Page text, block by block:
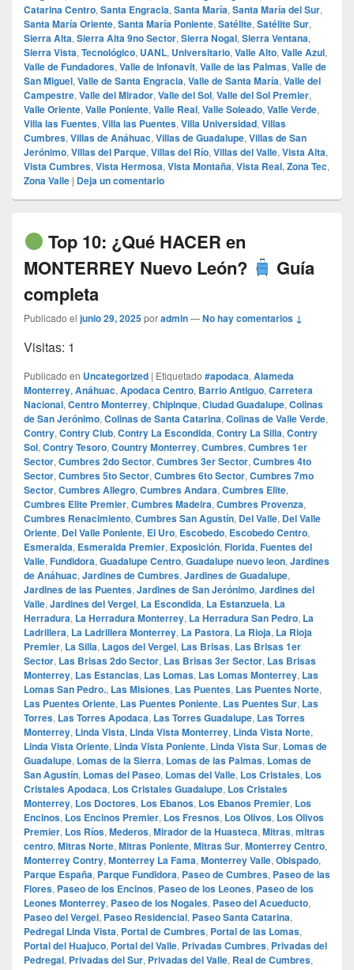
Catarina Centro, Santa Engracia, Santa María, Santa María del Sur,
Santa María Oriente, Santa María Poniente, Satélite, Satélite Sur,
Sierra Alta, Sierra Alta 9no Sector, Sierra Nogal, Sierra Ventana,
Sierra Vista, Tecnológico, UANL, Universitario, Valle Alto, Valle Azul,
Valle de Fundadores, Valle de Infonavit, Valle de las Palmas, Valle de
San Miguel, Valle de Santa Engracia, Valle de Santa María, Valle del
Campestre, Valle del Mirador, Valle del Sol, Valle del Sol Premier,
Valle Oriente, Valle Poniente, Valle Real, Valle Soleado, Valle Verde,
Villa las Fuentes, Villa las Puentes, Villa Universidad, Villas
Cumbres, Villas de Anáhuac, Villas de Guadalupe, Villas de San
Jerónimo, Villas del Parque, Villas del Río, Villas del Valle, Vista Alta,
Vista Cumbres, Vista Hermosa, Vista Montaña, Vista Real, Zona Tec,
Zona Valle | Deja un comentario
Top 10: ¿Qué HACER en
MONTERREY Nuevo León?
Guía
completa
Publicado el junio 29, 2025poradmin—No hay comentarios ↓
Visitas: 1
Publicado en Uncategorized | Etiquetado #apodaca, Alameda
Monterrey, Anáhuac, Apodaca Centro, Barrio Antiguo, Carretera
Nacional, Centro Monterrey, Chipinque, Ciudad Guadalupe, Colinas
de San Jerónimo, Colinas de Santa Catarina, Colinas de Valle Verde,
Contry, Contry Club, Contry La Escondida, Contry La Silla, Contry
Sol, Contry Tesoro, Country Monterrey, Cumbres, Cumbres 1er
Sector, Cumbres 2do Sector, Cumbres 3er Sector, Cumbres 4to
Sector, Cumbres 5to Sector, Cumbres 6to Sector, Cumbres 7mo
Sector, Cumbres Allegro, Cumbres Andara, Cumbres Elite,
Cumbres Elite Premier, Cumbres Madeira, Cumbres Provenza,
Cumbres Renacimiento, Cumbres San Agustín, Del Valle, Del Valle
Oriente, Del Valle Poniente, El Uro, Escobedo, Escobedo Centro,
Esmeralda, Esmeralda Premier, Exposición, Florida, Fuentes del
Valle, Fundidora, Guadalupe Centro, Guadalupe nuevo leon, Jardines
de Anáhuac, Jardines de Cumbres, Jardines de Guadalupe,
Jardines de las Puentes, Jardines de San Jerónimo, Jardines del
Valle, Jardines del Vergel, La Escondida, La Estanzuela, La
Herradura, La Herradura Monterrey, La Herradura San Pedro, La
Ladrillera, La Ladrillera Monterrey, La Pastora, La Rioja, La Rioja
Premier, La Silla, Lagos del Vergel, Las Brisas, Las Brisas 1er
Sector, Las Brisas 2do Sector, Las Brisas 3er Sector, Las Brisas
Monterrey, Las Estancias, Las Lomas, Las Lomas Monterrey, Las
Lomas San Pedro., Las Misiones, Las Puentes, Las Puentes Norte,
Las Puentes Oriente, Las Puentes Poniente, Las Puentes Sur, Las
Torres, Las Torres Apodaca, Las Torres Guadalupe, Las Torres
Monterrey, Linda Vista, Linda Vista Monterrey, Linda Vista Norte,
Linda Vista Oriente, Linda Vista Poniente, Linda Vista Sur, Lomas de
Guadalupe, Lomas de la Sierra, Lomas de las Palmas, Lomas de
San Agustín, Lomas del Paseo, Lomas del Valle, Los Cristales, Los
Cristales Apodaca, Los Cristales Guadalupe, Los Cristales
Monterrey, Los Doctores, Los Ebanos, Los Ebanos Premier, Los
Encinos, Los Encinos Premier, Los Fresnos, Los Olivos, Los Olivos
Premier, Los Ríos, Mederos, Mirador de la Huasteca, Mitras, mitras
centro, Mitras Norte, Mitras Poniente, Mitras Sur, Monterrey Centro,
Monterrey Contry, Monterrey La Fama, Monterrey Valle, Obispado,
Parque España, Parque Fundidora, Paseo de Cumbres, Paseo de las
Flores, Paseo de los Encinos, Paseo de los Leones, Paseo de los
Leones Monterrey, Paseo de los Nogales, Paseo del Acueducto,
Paseo del Vergel, Paseo Residencial, Paseo Santa Catarina,
Pedregal Linda Vista, Portal de Cumbres, Portal de las Lomas,
Portal del Huajuco, Portal del Valle, Privadas Cumbres, Privadas del
Pedregal, Privadas del Sur, Privadas del Valle, Real de Cumbres,